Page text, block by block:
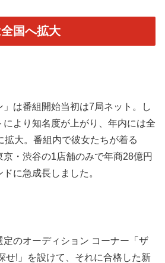
国へ拡大
」は番組開始当初は7局ネット。し
より知名度が上がり、年内には全
拡大。番組内で彼女たちが着る
京・渋谷の1店舗のみで年商28億円
に急成長しました。
のオーディション コーナー「ザ
せ!」を設けて、それに合格した新